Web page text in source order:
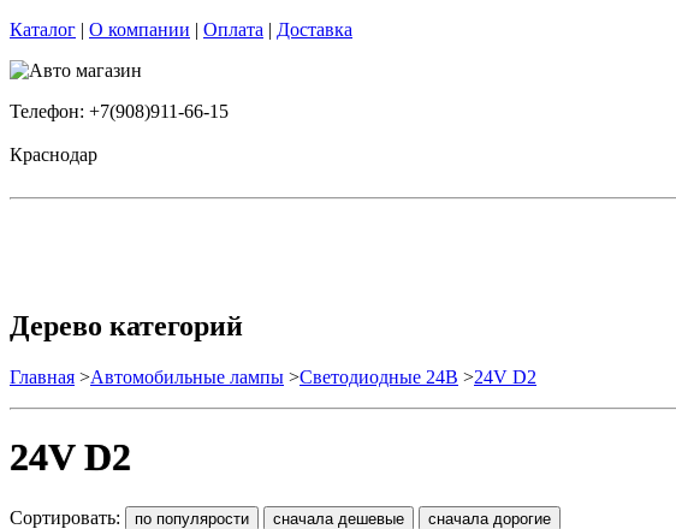
Каталог | О компании | Оплата | Доставка
Телефон: +7(908)911-66-15
Краснодар
Дерево категорий
Главная >Автомобильные лампы >Cветодиодные 24B >24V D2
24V D2
Сортировать: